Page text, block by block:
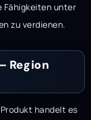
Fähigkeiten unter
zu verdienen.
Region
handelt es